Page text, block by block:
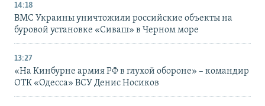
14:18
ВМС Украины уничтожили российские объекты на
буровой установке «Сиваш» в Черном море
13:27
«На Кинбурне армия РФ в глухой обороне» – командир
ОТК «Одесса» ВСУ Денис Носиков